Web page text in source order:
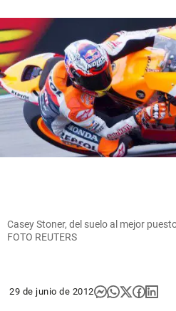
Casey Stoner, del suelo al mejor
FOTO REUTERS
29 de junio de 2012